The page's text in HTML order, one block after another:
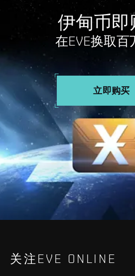
伊甸币即
在EVE换取百
立即购买
关注EVE ONLINE